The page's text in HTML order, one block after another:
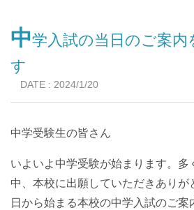
中学入試の当日のご案内
す
DATE : 2024/1/20
中学受験生の皆さん
いよいよ中学受験が始まります。多
中、本校に出願していただきありが
日から始まる本校の中学入試のご